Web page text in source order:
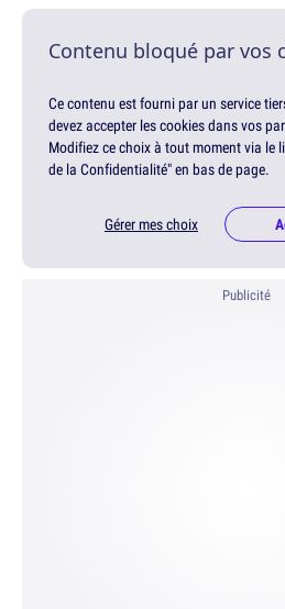
Contenu bloqué par vos
Ce contenu est fourni par un service
devez accepter les cookies dans vos
Modifiez ce choix à tout moment via le
de la Confidentialité" en bas de page.
Gérer mes choix
Publicité